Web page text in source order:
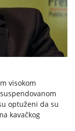
visokom
optuženi da su
kavačkog